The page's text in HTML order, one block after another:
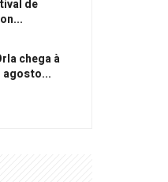
de
chega à
agosto...